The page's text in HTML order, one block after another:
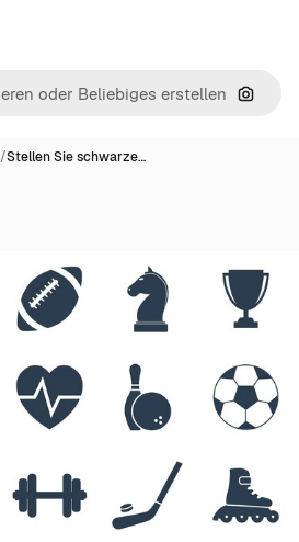
Nach
/Stellen Sie schwarze…